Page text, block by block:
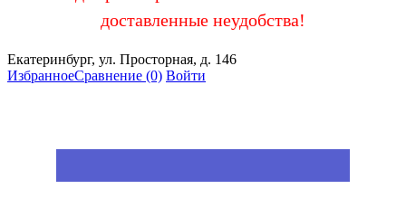
доставленные неудобства!
Екатеринбург, ул. Просторная, д. 146
ИзбранноеСравнение (0) Войти